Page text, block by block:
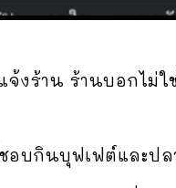
จ้งร้าน ร้านบอกไม่
อบกินบุฟเฟต์และป